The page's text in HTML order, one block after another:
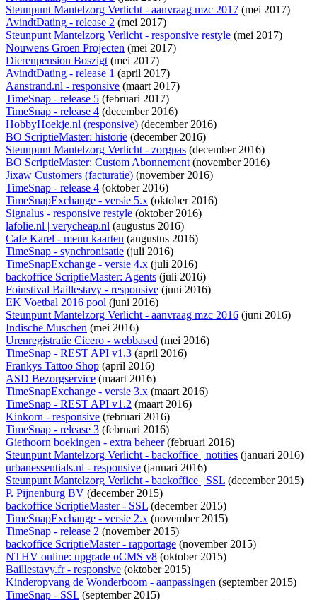
Steunpunt Mantelzorg Verlicht - aanvraag mzc 2017 (mei 2017)
AvindtDating - release 2 (mei 2017)
Steunpunt Mantelzorg Verlicht - responsive restyle (mei 2017)
Nouwens Groen Projecten (mei 2017)
Dierenpension Boszigt(mei 2017)
AvindtDating - release 1 (april 2017)
Aanstrand.nl - responsive (maart 2017)
TimeSnap - release 5 (februari 2017)
TimeSnap - release 4 (december 2016)
HobbyHoekje.nl (responsive) (december 2016)
BO ScriptieMaster: historie (december 2016)
Steunpunt Mantelzorg Verlicht - zorgpas (december 2016)
BO ScriptieMaster: Custom Abonnement(november 2016)
Jixaw Customers (facturatie) (november 2016)
TimeSnap - release 4 (oktober 2016)
TimeSnapExchange - versie 5.x (oktober 2016)
Signalus - responsive restyle (oktober 2016)
lafolie.nl | verycheap.nl (augustus 2016)
Cafe Karel - menu kaarten (augustus 2016)
TimeSnap - synchronisatie (juli 2016)
TimeSnapExchange - versie 4.x (juli 2016)
backoffice ScriptieMaster: Agents (juli 2016)
Foinstival Baillestavy - responsive (juni 2016)
EK Voetbal 2016 pool (juni 2016)
Steunpunt Mantelzorg Verlicht - aanvraag mzc 2016 (juni 2016)
Indische Muschen (mei 2016)
Urenregistratie Cicero - webbased (mei 2016)
TimeSnap - REST API v1.3 (april 2016)
Frankys Tattoo Shop (april 2016)
ASD Bezorgservice (maart 2016)
TimeSnapExchange - versie 3.x (maart 2016)
TimeSnap - REST API v1.2 (maart 2016)
Kinkorn - responsive (februari 2016)
TimeSnap - release 3 (februari 2016)
Giethoorn boekingen - extra beheer(februari 2016)
Steunpunt Mantelzorg Verlicht - backoffice | notities (januari 2016)
urbanessentials.nl - responsive (januari 2016)
Steunpunt Mantelzorg Verlicht - backoffice | SSL (december 2015)
P. Pijnenburg BV (december 2015)
backoffice ScriptieMaster - SSL (december 2015)
TimeSnapExchange - versie 2.x (november 2015)
TimeSnap - release 2 (november 2015)
backoffice ScriptieMaster - rapportage (november 2015)
NTHV online: upgrade oCMS v8 (oktober 2015)
Baillestavy.fr - responsive (oktober 2015)
Kinderopvang de Wonderboom - aanpassingen (september 2015)
TimeSnap - SSL (september 2015)